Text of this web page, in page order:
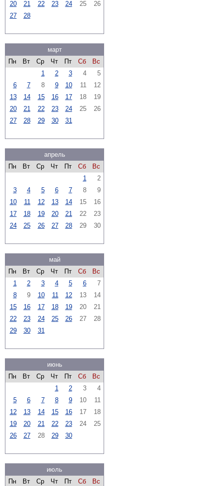
20 21 22 23 24 25
26
27
28
март
Пн
Вт Ср Чт Пт Сб
Вс
1
2 3 4
5
6
7 8 9 10 11
12
13
14 15 16 17 18
19
20
21 22 23 24 25
26
27
28 29 30 31
апрель
Пн
Вт Ср Чт Пт Сб
Вс
1
2
3
4 5 6 7 8
9
10
11 12 13 14 15
16
17
18 19 20 21 22
23
24
25 26 27 28 29 30
май
Пн
Вт Ср Чт Пт Сб
Вс
1
2 3 4 5 6
7
8
9 10 11 12 13
14
15
16 17 18 19 20
21
22
23 24 25 26 27
28
29
30 31
июнь
Пн
Вт Ср Чт Пт Сб
Вс
1
2 3
4
5
6 7 8 9 10
11
12
13 14 15 16 17
18
19
20 21 22 23 24
25
26
27 28 29 30
июль
Пн
Вт Ср Чт Пт Сб
Вс